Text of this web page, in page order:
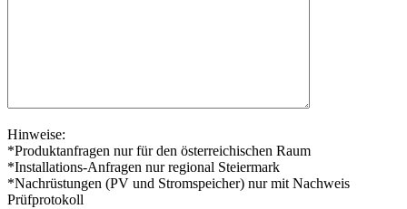
Hinweise:
*Produktanfragen nur für den österreichischen Raum
*Installations-Anfragen nur regional Steiermark
*Nachrüstungen (PV und Stromspeicher) nur mit Nachweis
Prüfprotokoll